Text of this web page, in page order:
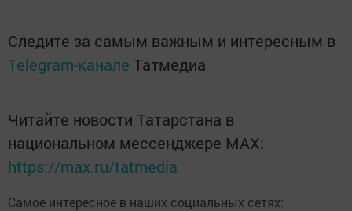
Следите за самым важным и интересным в
Telegram-канале Татмедиа
Читайте новости Татарстана в
национальном мессенджере MАХ:
https://max.ru/tatmedia
Самое интересное в наших социальных сетях: